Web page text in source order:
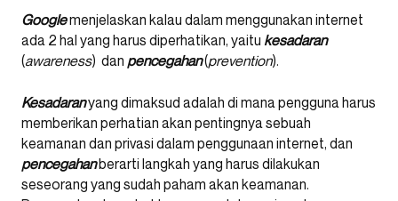
Googlemenjelaskan kalau dalam menggunakan internet
ada 2 hal yang harus diperhatikan, yaitu kesadaran
(awareness) dan pencegahan(prevention).
Kesadaranyang dimaksud adalah di mana pengguna harus
memberikan perhatian akan pentingnya sebuah
keamanan dan privasi dalam penggunaan internet, dan
pencegahanberarti langkah yang harus dilakukan
seseorang yang sudah paham akan keamanan.